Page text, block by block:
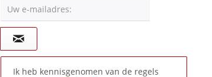
Uw e-mailadres:
Ik heb kennisgenomen van de regels